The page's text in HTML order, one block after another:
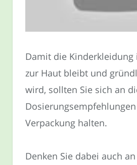
Damit die
zur Haut bleibt und
wird, sollten Sie sich an
Verpackung halten.
Denken Sie dabei auch